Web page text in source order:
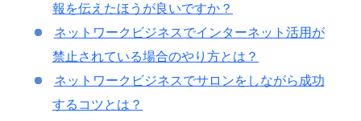
報を伝えたほうが良いですか？
ネットワークビジネスでインターネット活用が
禁止されている場合のやり方とは？
ネットワークビジネスでサロンをしながら成功
するコツとは？